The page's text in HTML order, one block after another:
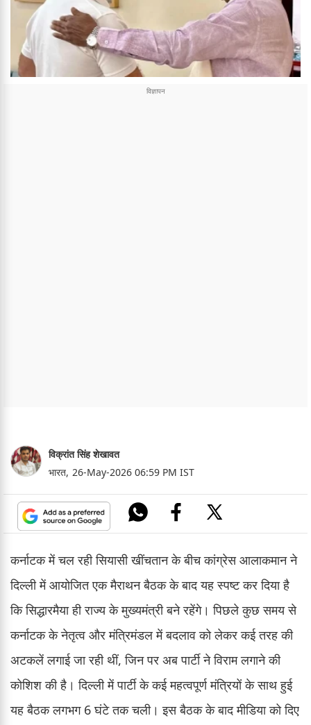
विक्रांत सिंह शेखावत
भारत, 26-May-2026 06:59 PM IST
कर्नाटक में चल रही सियासी खींचतान के बीच कांग्रेस आलाकमान ने
दिल्ली में आयोजित एक मैराथन बैठक के बाद यह स्पष्ट कर दिया है
कि सिद्धारमैया ही राज्य के मुख्यमंत्री बने रहेंगे। पिछले कुछ समय से
कर्नाटक के नेतृत्व और मंत्रिमंडल में बदलाव को लेकर कई तरह की
अटकलें लगाई जा रही थीं, जिन पर अब पार्टी ने विराम लगाने की
कोशिश की है। दिल्ली में पार्टी के कई महत्वपूर्ण मंत्रियों के साथ हुई
यह बैठक लगभग 6 घंटे तक चली। इस बैठक के बाद मीडिया को दिए